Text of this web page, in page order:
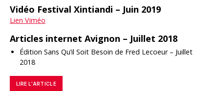
Vidéo Festival Xintiandi – Juin 2019
Lien Viméo
Articles internet Avignon – Juillet 2018
Édition Sans Qu’il Soit Besoin de Fred Lecoeur – Juillet
2018
LIRE L’ARTICLE